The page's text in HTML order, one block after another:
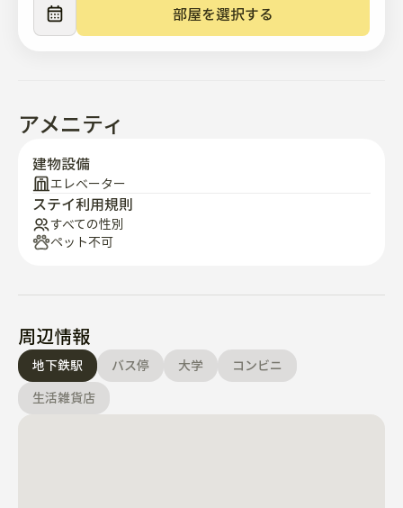
🚫室内禁煙
🏢住所上は1階ですが1階のような地下1階があり事実上2
階となります。 エレベーターまたは階段利用。
部屋を選択する
アメニティ
建物設備
エレベーター
ステイ利用規則
すべての性別
ペット不可
周辺情報
地下鉄駅 バス停 大学
コンビニ
生活雑貨店